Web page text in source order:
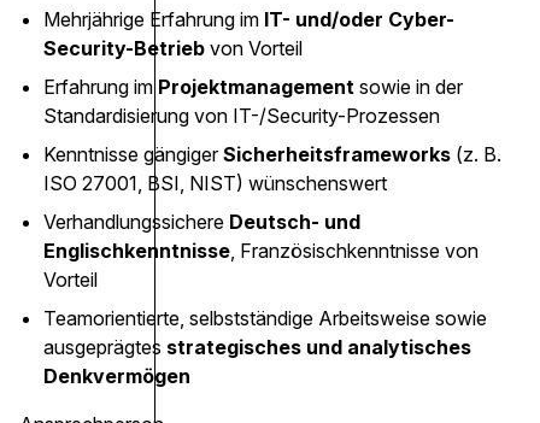
Mehrjährige Erfahrung im IT- und/oder Cyber-
Security-Betrieb von Vorteil
Erfahrung im Projektmanagement sowie in der
Standardisierung von IT-/Security-Prozessen
Kenntnisse gängigerSicherheitsframeworks (z. B.
ISO 27001, BSI, NIST) wünschenswert
Verhandlungssichere Deutsch- und
Englischkenntnisse, Französischkenntnisse von
Vorteil
Teamorientierte, selbstständige Arbeitsweise sowie
ausgeprägtes strategisches und analytisches
Denkvermögen